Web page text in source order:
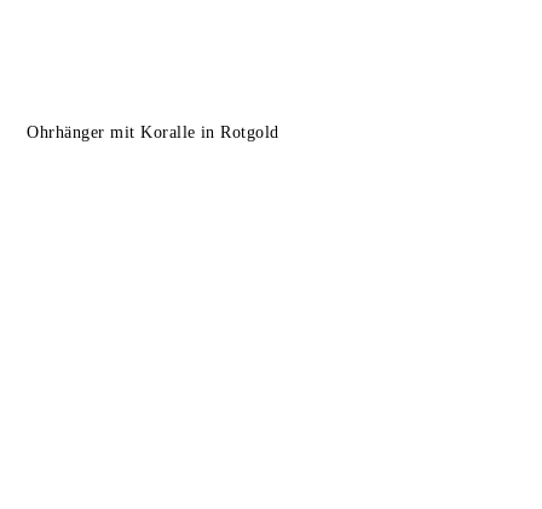
Ohrhänger mit Koralle in Rotgold